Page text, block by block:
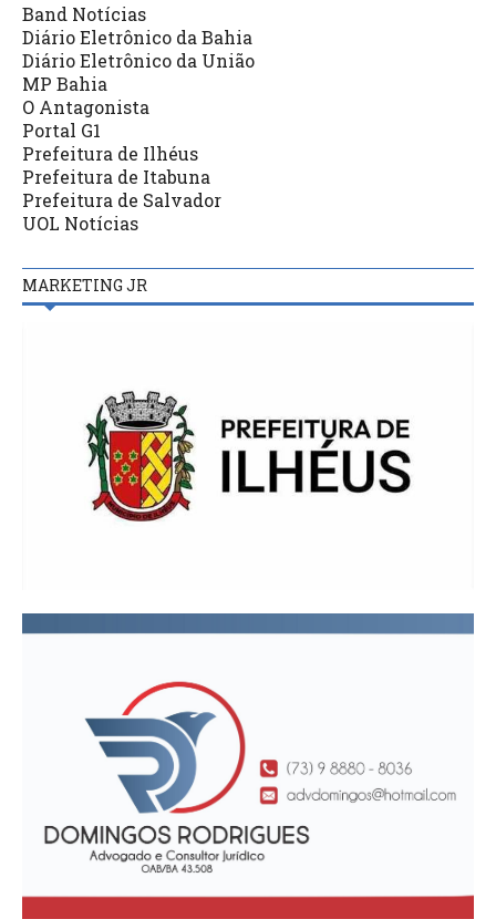
Band Notícias
Diário Eletrônico da Bahia
Diário Eletrônico da União
MP Bahia
O Antagonista
Portal G1
Prefeitura de Ilhéus
Prefeitura de Itabuna
Prefeitura de Salvador
UOL Notícias
MARKETING JR